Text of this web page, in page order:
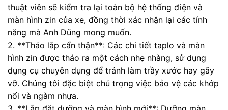
thuật viên sẽ kiểm tra lại toàn bộ hệ thống điện và
màn hình zin của xe, đồng thời xác nhận lại các tính
năng mà Anh Dũng mong muốn.
2. **Tháo lắp cẩn thận**: Các chi tiết taplo và màn
hình zin được tháo ra một cách nhẹ nhàng, sử dụng
dụng cụ chuyên dụng để tránh làm trầy xước hay gãy
vỡ. Chúng tôi đặc biệt chú trọng việc bảo vệ các khớp
nối và ngàm nhựa.